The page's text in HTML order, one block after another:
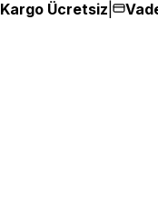
Kargo Ücretsiz